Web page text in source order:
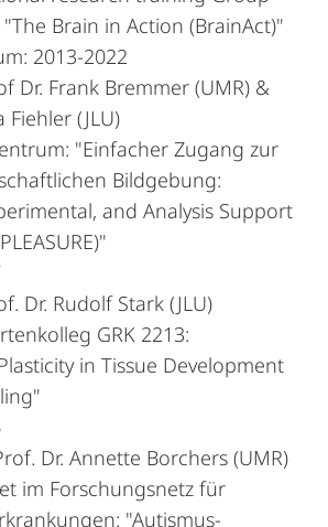
"The Brain in Action (BrainAct)"
2013-2022
Dr. Frank Bremmer (UMR) &
Fiehler (JLU)
"Einfacher Zugang zur
Bildgebung:
and Analysis Support
Dr. Rudolf Stark (JLU)
GRK 2213:
in Tissue Development
Dr. Annette Borchers (UMR)
im Forschungsnetz für
"Autismus-